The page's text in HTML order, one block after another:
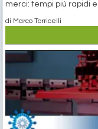
merci: tempi più rapidi
di Marco Torricelli